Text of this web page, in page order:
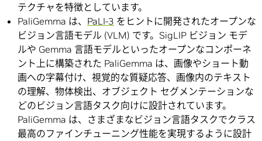
テクチャを特徴としています。
PaliGemma は、 PaLI-3 をヒントに開発されたオープンな
ビジョン言語モデル (VLM) です。SigLIP ビジョン モデ
ルや Gemma 言語モデルといったオープンなコンポーネ
ント上に構築された PaliGemma は、画像やショート動
画への字幕付け、視覚的な質疑応答、画像内のテキスト
の理解、物体検出、オブジェクト セグメンテーションな
どのビジョン言語タスク向けに設計されています。
PaliGemma は、さまざまなビジョン言語タスクでクラス
最高のファインチューニング性能を実現するように設計